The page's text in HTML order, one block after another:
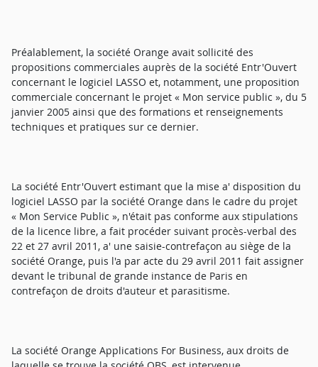
Préalablement, la société Orange avait sollicité des
propositions commerciales auprès de la société Entr'Ouvert
concernant le logiciel LASSO et, notamment, une proposition
commerciale concernant le projet « Mon service public », du 5
janvier 2005 ainsi que des formations et renseignements
techniques et pratiques sur ce dernier.
La société Entr'Ouvert estimant que la mise a' disposition du
logiciel LASSO par la société Orange dans le cadre du projet
« Mon Service Public », n'était pas conforme aux stipulations
de la licence libre, a fait procéder suivant procès-verbal des
22 et 27 avril 2011, a' une saisie-contrefaçon au siège de la
société Orange, puis l'a par acte du 29 avril 2011 fait assigner
devant le tribunal de grande instance de Paris en
contrefaçon de droits d'auteur et parasitisme.
La société Orange Applications For Business, aux droits de